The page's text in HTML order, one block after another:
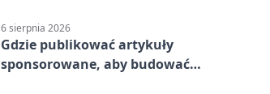
6 sierpnia 2026
Gdzie publikować artykuły
sponsorowane, aby budować